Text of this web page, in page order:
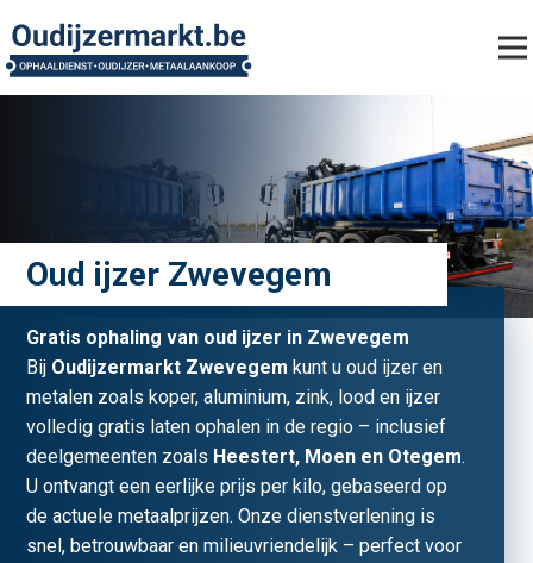
Oud ijzer Zwevegem
Gratis ophaling van oud ijzer in Zwevegem
Bij Oudijzermarkt Zwevegem kunt u oud ijzer en
metalen zoals koper, aluminium, zink, lood en ijzer
volledig gratis laten ophalen in de regio – inclusief
deelgemeenten zoals Heestert, Moen en Otegem.
U ontvangt een eerlijke prijs per kilo, gebaseerd op
de actuele metaalprijzen. Onze dienstverlening is
snel, betrouwbaar en milieuvriendelijk – perfect voor